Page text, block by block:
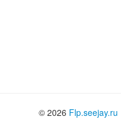
© 2026 Flp.seejay.ru